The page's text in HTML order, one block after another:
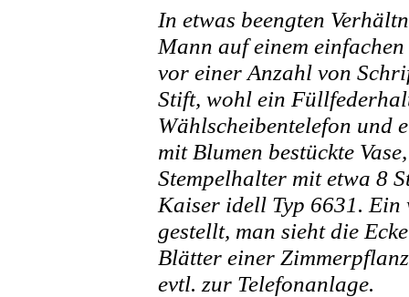
In etwas beengten
Mann auf einem
vor einer Anzahl von
Stift, wohl ein
Wählscheibentelefon und
mit Blumen bestückte
Stempelhalter mit etwa 8
Kaiser idell Typ 6631. Ein
gestellt, man sieht die
Blätter einer
evtl. zur Telefonanlage.